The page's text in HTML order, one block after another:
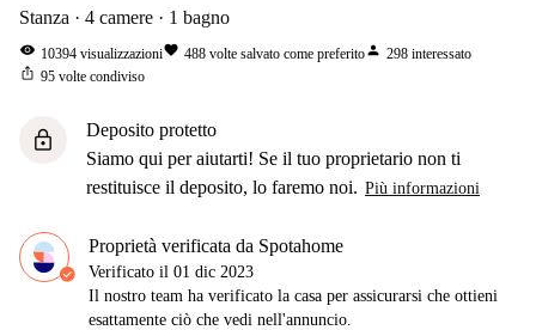
Stanza 4 camere 1 bagno
visibility 10394 visualizzazionifavorite 488 volte salvato come preferitoperson 298 interessato
ios_share 95 volte condiviso
lock
Deposito protetto
Siamo qui per aiutarti! Se il tuo proprietario non ti
restituisce il deposito, lo faremo noi. Più informazioni
Proprietà verificata da Spotahome
Verificato il 01 dic 2023
Il nostro team ha verificato la casa per assicurarsi che ottieni
esattamente ciò che vedi nell'annuncio.